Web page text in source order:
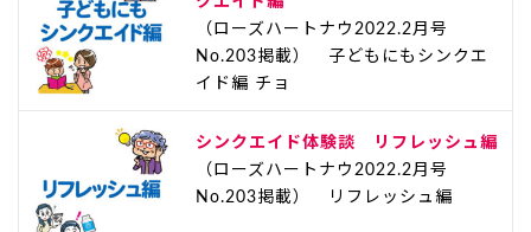
（ローズハートナウ2022.2月号
No.203掲載） 子どもにもシンクエ
イド編 チョ
シンクエイド体験談 リフレッシュ編
（ローズハートナウ2022.2月号
No.203掲載） リフレッシュ編